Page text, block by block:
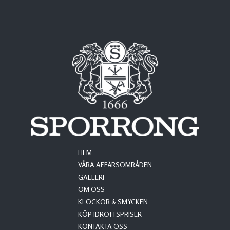
HEM
VÅRA AFFÄRSOMRÅDEN
GALLERI
OM OSS
KLOCKOR & SMYCKEN
KÖP IDROTTSPRISER
KONTAKTA OSS